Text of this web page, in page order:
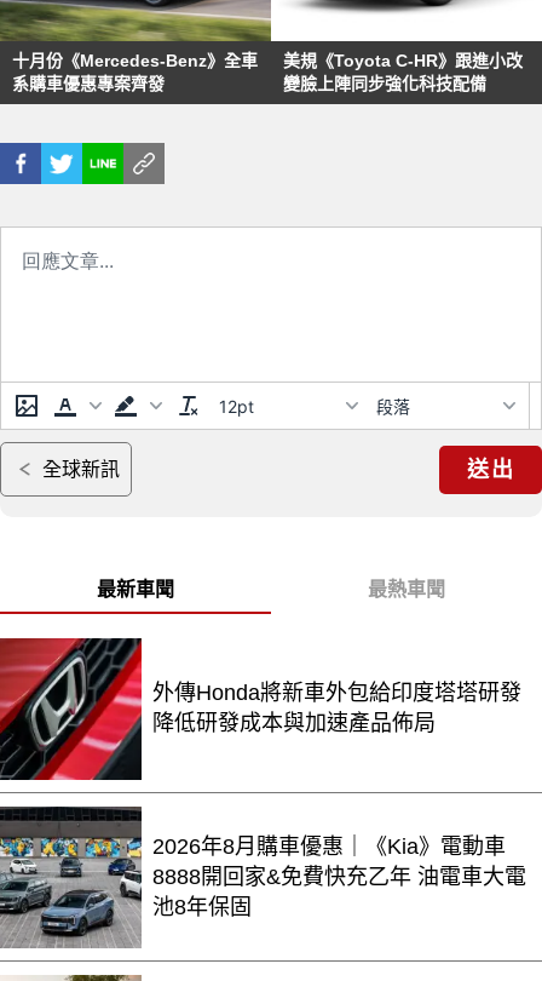
十月份《Mercedes-Benz》全車
系購車優惠專案齊發
美規《Toyota C-HR》跟進小改
變臉上陣同步強化科技配備
12pt 段落
全球新訊 送出
最新車聞 最熱車聞
外傳Honda將新車外包給印度塔塔研發
降低研發成本與加速產品佈局
2026年8月購車優惠｜《Kia》電動車
8888開回家&免費快充乙年 油電車大電
池8年保固